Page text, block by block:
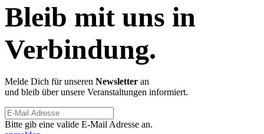
Bleib mit uns in
Verbindung.
Melde Dich für unseren Newsletter an
und bleib über unsere Veranstaltungen informiert.
Bitte gib eine valide E-Mail Adresse an.